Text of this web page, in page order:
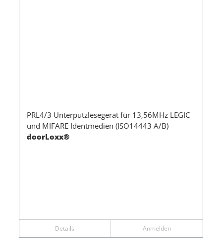
PRL4/3 Unterputzlesegerät für 13,56MHz LEGIC
und MIFARE Identmedien (ISO14443 A/B)
doorLoxx®
Details Anmelden